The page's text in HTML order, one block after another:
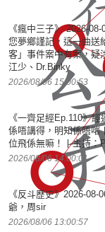
《瘋中三子》 2026-
您夢鄉謹記，這一曲送
客」事件案中有案，疑
江少、Dr.Binky
2026/08/06 15:00:53
《一齊足經Ep.110》
係唔講得，明知係唔啱
位飛係無嘛！丨主持
2026/08/06 14:00:01
《反斗歷史》2026-
爺，周sir
2026/08/06 13:00:57